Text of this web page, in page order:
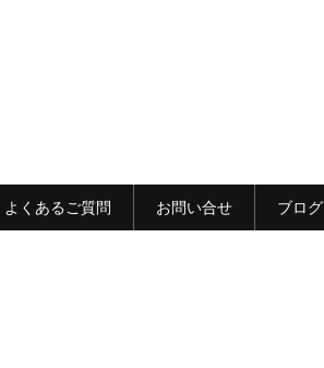
よくあるご質問 お問い合せ ブログ